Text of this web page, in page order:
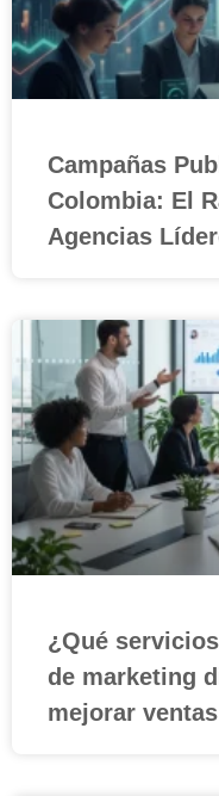
Campañas
Colombia: El
Agencias
¿Qué
de marketing
mejorar